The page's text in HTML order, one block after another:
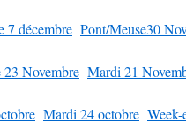
7 décembre Pont/Meuse30
Novembre Mardi 21
Mardi 24 octobre Week-